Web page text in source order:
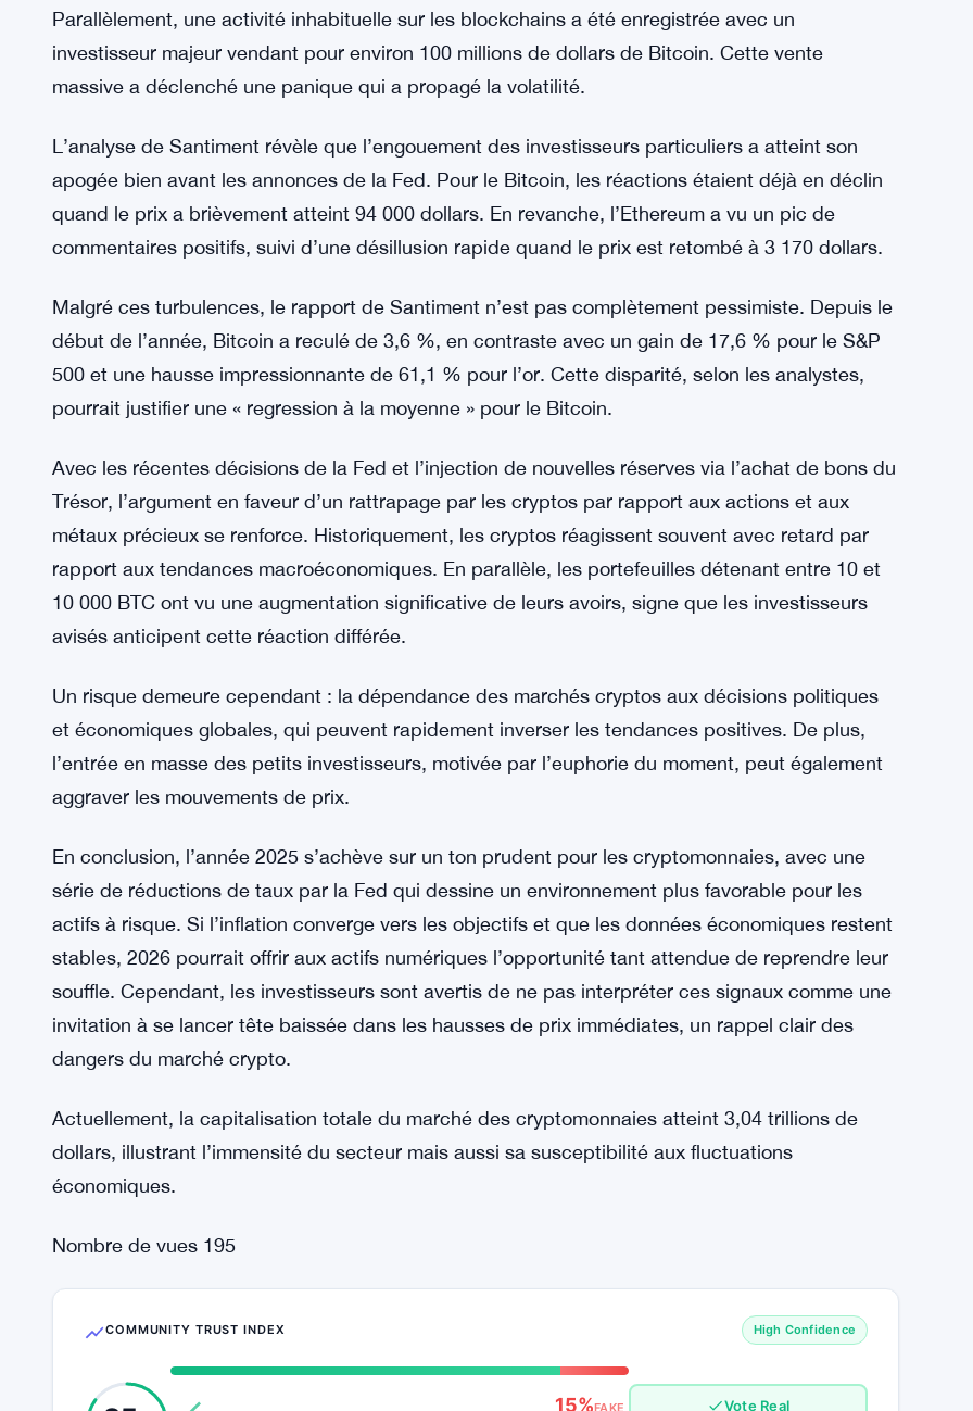
Cependant, les marchés avaient anticipé ces décisions. Avant même que Jerome Powell
n’intervienne, des plateformes comme Polymarket montraient un optimisme démesuré.
Parallèlement, une activité inhabituelle sur les blockchains a été enregistrée avec un
massive a déclenché une panique qui a propagé la volatilité.
L’analyse de Santiment révèle que l’engouement des investisseurs particuliers a atteint son
apogée bien avant les annonces de la Fed. Pour le Bitcoin, les réactions étaient déjà en déclin
commentaires positifs, suivi d’une désillusion rapide quand le prix est retombé à 3 170 dollars.
Malgré ces turbulences, le rapport de Santiment n’est pas complètement pessimiste. Depuis le
début de l’année, Bitcoin a reculé de 3,6 %, en contraste avec un gain de 17,6 % pour le S&P
500 et une hausse impressionnante de 61,1 % pour l’or. Cette disparité, selon les analystes,
pourrait justifier une « regression à la moyenne » pour le Bitcoin.
Avec les récentes décisions de la Fed et l’injection de nouvelles réserves via l’achat de bons du
Trésor, l’argument en faveur d’un rattrapage par les cryptos par rapport aux actions et aux
métaux précieux se renforce. Historiquement, les cryptos réagissent souvent avec retard par
rapport aux tendances macroéconomiques. En parallèle, les portefeuilles détenant entre 10 et
avisés anticipent cette réaction différée.
Un risque demeure cependant : la dépendance des marchés cryptos aux décisions politiques
et économiques globales, qui peuvent rapidement inverser les tendances positives. De plus,
l’entrée en masse des petits investisseurs, motivée par l’euphorie du moment, peut également
aggraver les mouvements de prix.
série de réductions de taux par la Fed qui dessine un environnement plus favorable pour les
actifs à risque. Si l’inflation converge vers les objectifs et que les données économiques restent
stables, 2026 pourrait offrir aux actifs numériques l’opportunité tant attendue de reprendre leur
invitation à se lancer tête baissée dans les hausses de prix immédiates, un rappel clair des
dangers du marché crypto.
Actuellement, la capitalisation totale du marché des cryptomonnaies atteint 3,04 trillions de
dollars, illustrant l’immensité du secteur mais aussi sa susceptibilité aux fluctuations